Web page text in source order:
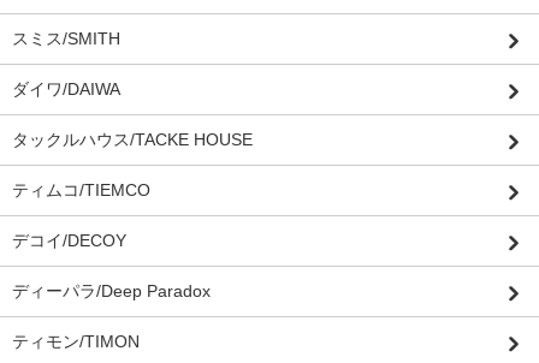
スミス/SMITH
ダイワ/DAIWA
タックルハウス/TACKE HOUSE
ティムコ/TIEMCO
デコイ/DECOY
ディーパラ/Deep Paradox
ティモン/TIMON